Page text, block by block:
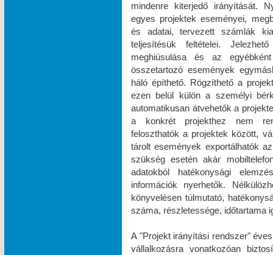
mindenre kiterjedő irányítását.
egyes projektek eseményei,
és adatai, tervezett számlák
teljesítésük feltételei.
meghiúsulása és az
összetartozó események
háló építhető. Rögzíthető a
ezen belül külön a személyi
automatikusan átvehetők a
a konkrét projekthez nem
feloszthatók a projektek között,
tárolt események exportálhatók
szükség esetén akár
adatokból hatékonysági
információk nyerhetők.
könyvelésen túlmutató,
száma, részletessége, időtartama
A "Projekt irányítási rendszer"
vállalkozásra vonatkozóan